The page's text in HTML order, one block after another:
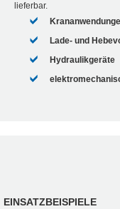
lieferbar.
Lade- und
Hydraulikgeräte
EINSATZBEISPIELE